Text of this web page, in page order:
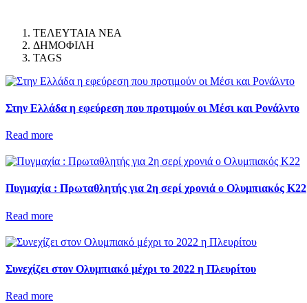
ΤΕΛΕΥΤΑΙΑ ΝΕΑ
ΔΗΜΟΦΙΛΗ
TAGS
Στην Ελλάδα η εφεύρεση που προτιμούν οι Μέσι και Ρονάλντο
Read more
Πυγμαχία : Πρωταθλητής για 2η σερί χρονιά ο Ολυμπιακός Κ22
Read more
Συνεχίζει στον Ολυμπιακό μέχρι το 2022 η Πλευρίτου
Read more